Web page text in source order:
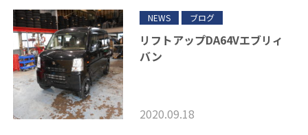
NEWS ブログ
リフトアップDA64Vエブリィ
バン
2020.09.18